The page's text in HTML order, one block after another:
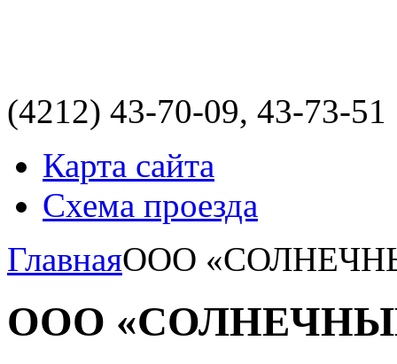
(4212) 43-70-09, 43-73-51
Карта сайта
Схема проезда
ГлавнаяООО
ООО